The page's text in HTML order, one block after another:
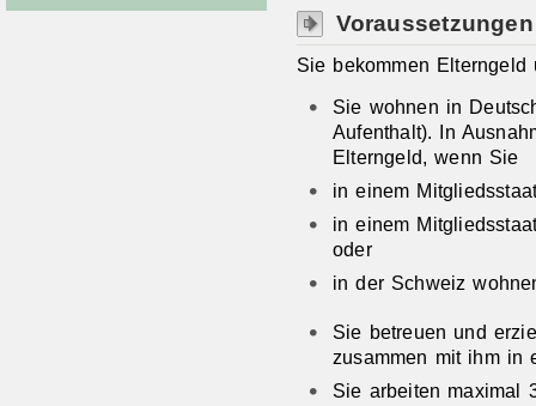
Voraussetzungen
Sie bekommen Elterngeld
Sie wohnen in
Aufenthalt). In
Elterngeld, wenn Sie
in einem
in einem
oder
in der Schweiz
Sie betreuen und
zusammen mit ihm in
Sie arbeiten maximal